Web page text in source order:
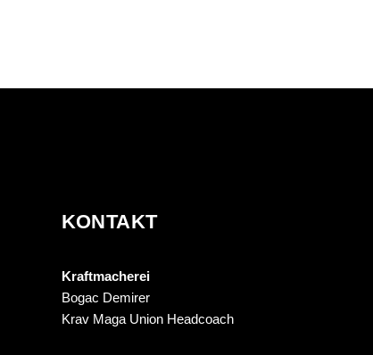
KONTAKT
Kraftmacherei
Bogac Demirer
Krav Maga Union Headcoach